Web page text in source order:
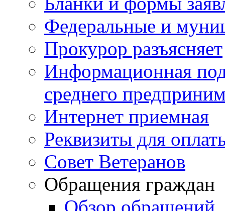
Федеральные и
Прокурор разъясняет
Информационная
среднего
Интернет приемная
Реквизиты для
Совет Ветеранов
Обращения граждан